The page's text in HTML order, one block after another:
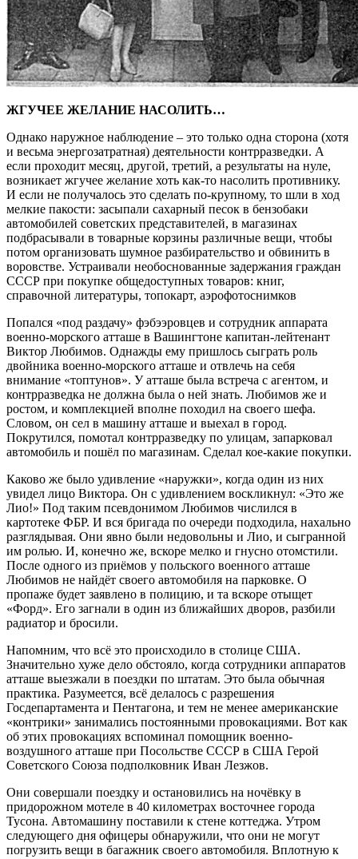
ЖГУЧЕЕ ЖЕЛАНИЕ НАСОЛИТЬ…
Однако наружное наблюдение – это только одна сторона (хотя
и весьма энергозатратная) деятельности контрразведки. А
если проходит месяц, другой, третий, а результаты на нуле,
возникает жгучее желание хоть как-то насолить противнику.
И если не получалось это сделать по-крупному, то шли в ход
мелкие пакости: засыпали сахарный песок в бензобаки
автомобилей советских представителей, в магазинах
подбрасывали в товарные корзины различные вещи, чтобы
потом организовать шумное разбирательство и обвинить в
воровстве. Устраивали необоснованные задержания граждан
СССР при покупке общедоступных товаров: книг,
справочной литературы, топокарт, аэрофотоснимков
Попался «под раздачу» фэбээровцев и сотрудник аппарата
военно-морского атташе в Вашингтоне капитан-лейтенант
Виктор Любимов. Однажды ему пришлось сыграть роль
двойника военно-морского атташе и отвлечь на себя
внимание «топтунов». У атташе была встреча с агентом, и
контрразведка не должна была о ней знать. Любимов же и
ростом, и комплекцией вполне походил на своего шефа.
Словом, он сел в машину атташе и выехал в город.
Покрутился, помотал контрразведку по улицам, запарковал
автомобиль и пошёл по магазинам. Сделал кое-какие покупки.
Каково же было удивление «наружки», когда один из них
увидел лицо Виктора. Он с удивлением воскликнул: «Это же
Лио!» Под таким псевдонимом Любимов числился в
картотеке ФБР. И вся бригада по очереди подходила, нахально
разглядывая. Они явно были недовольны и Лио, и сыгранной
им ролью. И, конечно же, вскоре мелко и гнусно отомстили.
После одного из приёмов у польского военного атташе
Любимов не найдёт своего автомобиля на парковке. О
пропаже будет заявлено в полицию, и та вскоре отыщет
«Форд». Его загнали в один из ближайших дворов, разбили
радиатор и бросили.
Напомним, что всё это происходило в столице США.
Значительно хуже дело обстояло, когда сотрудники аппаратов
атташе выезжали в поездки по штатам. Это была обычная
практика. Разумеется, всё делалось с разрешения
Госдепартамента и Пентагона, и тем не менее американские
«контрики» занимались постоянными провокациями. Вот как
об этих провокациях вспоминал помощник военно-
воздушного атташе при Посольстве СССР в США Герой
Советского Союза подполковник Иван Лезжов.
Они совершали поездку и остановились на ночёвку в
придорожном мотеле в 40 километрах восточнее города
Тусона. Автомашину поставили к стене коттеджа. Утром
следующего дня офицеры обнаружили, что они не могут
погрузить вещи в багажник своего автомобиля. Вплотную к